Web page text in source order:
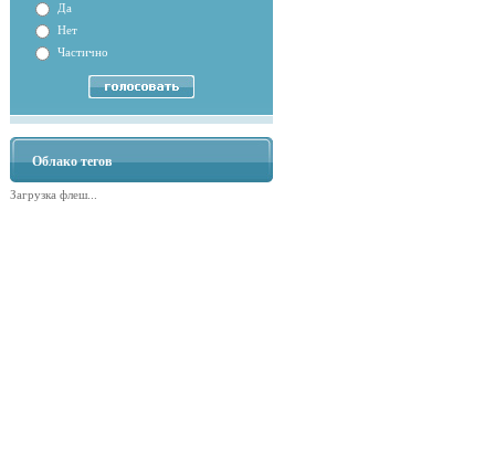
Да
Нет
Частично
Облако тегов
Загрузка флеш...